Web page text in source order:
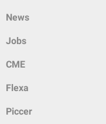
News
Jobs
CME
Flexa
Piccer